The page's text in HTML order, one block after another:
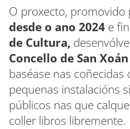
O proxecto, promovido
desde o ano 2024 e
de Cultura,
Concello de San
baséase nas
pequenas instalacións
públicos nas que
coller libros libremente.